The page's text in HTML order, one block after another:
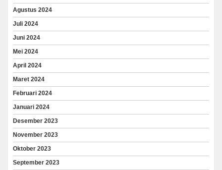
Agustus 2024
Juli 2024
Juni 2024
Mei 2024
April 2024
Maret 2024
Februari 2024
Januari 2024
Desember 2023
November 2023
Oktober 2023
September 2023